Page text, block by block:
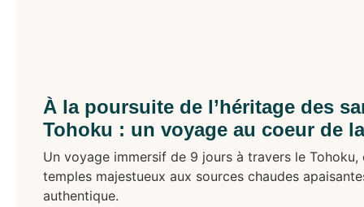
À la poursuite de l’héritage des
Tohoku : un voyage au coeur de
Un voyage immersif de 9 jours à travers le Tohoku,
temples majestueux aux sources chaudes
authentique.